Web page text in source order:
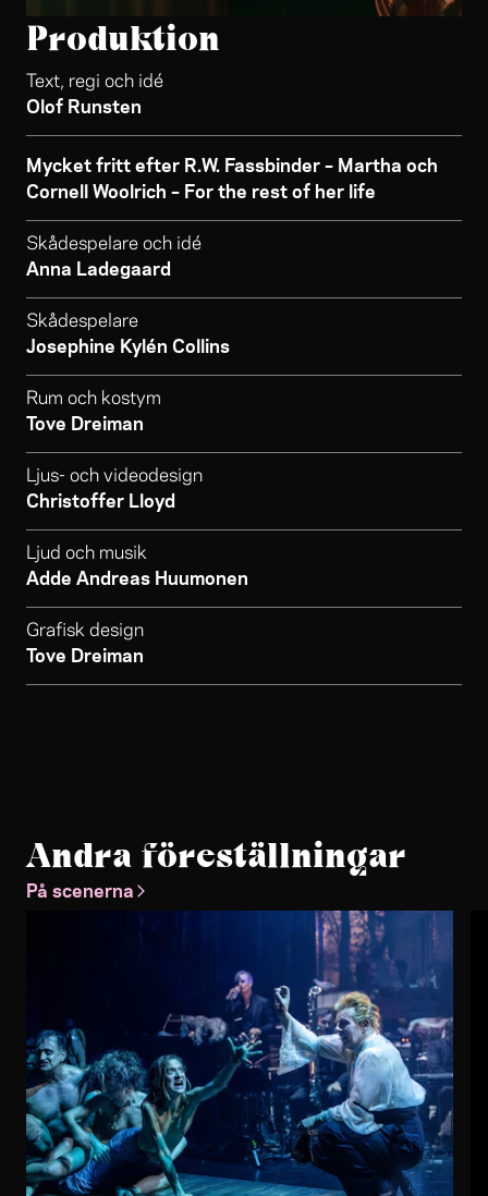
Produktion
Text, regi och idé
Olof Runsten
Mycket fritt efter R.W. Fassbinder – Martha och
Cornell Woolrich – For the rest of her life
Skådespelare och idé
Anna Ladegaard
Skådespelare
Josephine Kylén Collins
Rum och kostym
Tove Dreiman
Ljus- och videodesign
Christoffer Lloyd
Ljud och musik
Adde Andreas Huumonen
Grafisk design
Tove Dreiman
Andra föreställningar
På scenerna